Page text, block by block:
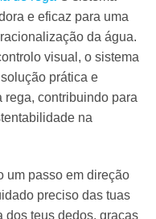
e eficaz para uma
da água.
visual, o sistema
prática e
contribuindo para
na
um passo em direção
preciso das tuas
dos teus dedos, graças